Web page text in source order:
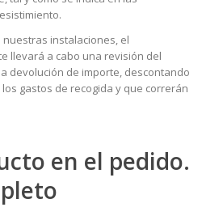
instalaciones, el
llevará a cabo una revisión del
devolución de importe, descontando
gastos de recogida y que correrán
en el pedido.